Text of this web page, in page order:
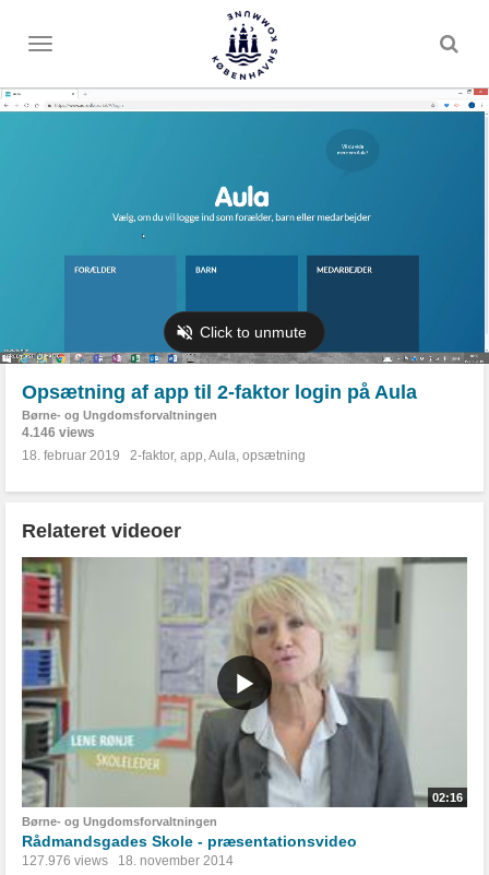
Toggle
Opsætning af app til 2-faktor login på Aula
Børne- og Ungdomsforvaltningen
4.146 views
18. februar 2019
2-faktor, app,Aula, opsætning
Relateret videoer
02:16
Børne- og Ungdomsforvaltningen
Rådmandsgades Skole - præsentationsvideo
127.976 views 18. november 2014